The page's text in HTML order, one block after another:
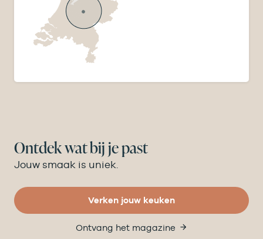
Ontdek wat bij je past
Jouw smaak is uniek.
Verken jouw keuken
Ontvang het magazine